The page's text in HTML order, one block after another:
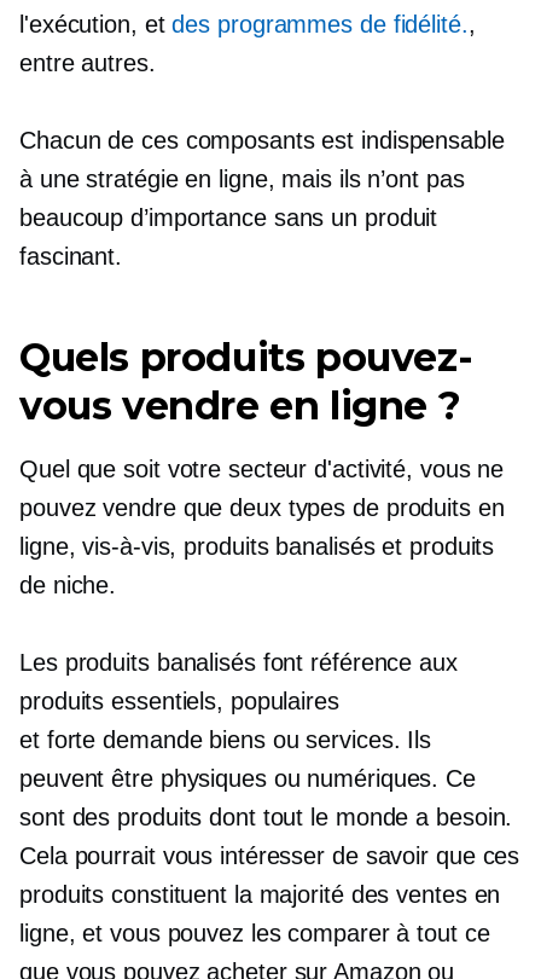
l'exécution, etdes programmes de fidélité.,
entre autres.
Chacun de ces composants est indispensable
à une stratégie en ligne, mais ils n’ont pas
beaucoup d’importance sans un produit
fascinant.
Quels produits pouvez-
vous vendre en ligne ?
Quel que soit votre secteur d'activité, vous ne
pouvez vendre que deux types de produits en
ligne,vis-à-vis, produits banalisés et produits
de niche.
Les produits banalisés font référence aux
produits essentiels, populaires
et forte demandebiens ou services. Ils
peuvent être physiques ou numériques. Ce
sont des produits dont tout le monde a besoin.
Cela pourrait vous intéresser de savoir que ces
produits constituent la majorité des ventes en
ligne, et vous pouvez les comparer à tout ce
que vous pouvez acheter sur Amazon ou